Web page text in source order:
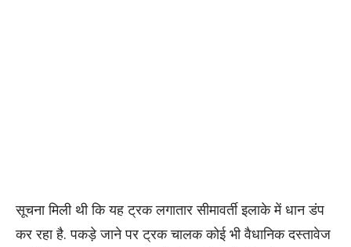
सूचना मिली थी कि यह ट्रक लगातार सीमावर्ती इलाके में धान डंप
कर रहा है. पकड़े जाने पर ट्रक चालक कोई भी वैधानिक दस्तावेज